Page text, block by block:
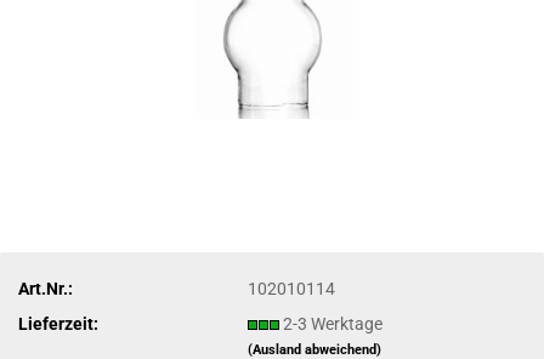
Art.Nr.:
102010114
Lieferzeit:
2-3 Werktage
(Ausland abweichend)